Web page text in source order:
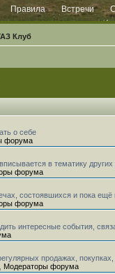
Правила Встречи
Клуб
о себе
форума
в тематику других
форума
состоявшихся и пока ещё
форума
интересные события,
продажах,
Модераторы форума